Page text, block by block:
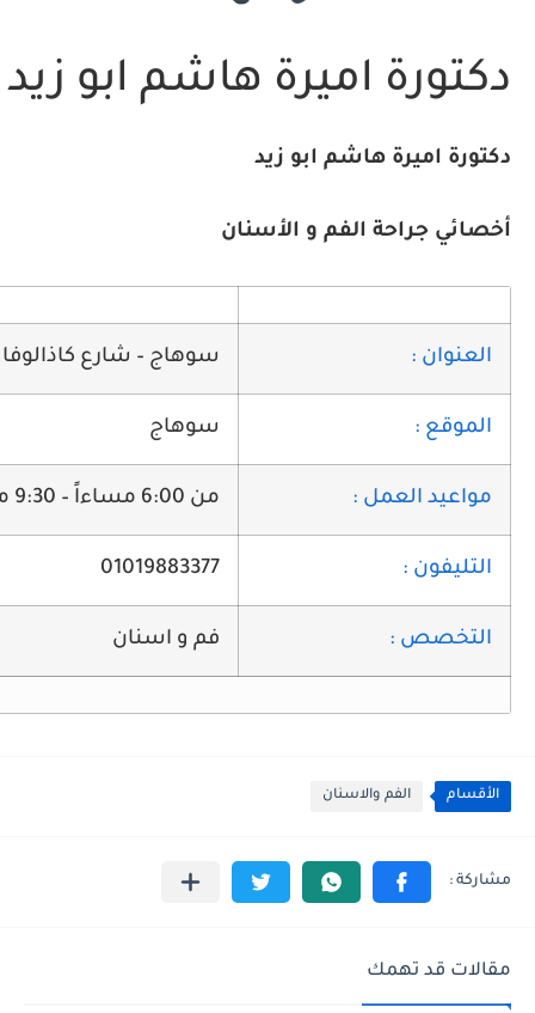
دكتورة اميرة هاشم ابو
دكتورة اميرة هاشم ابو زيد
أخصائي جراحة الفم و الأسنان
العنوان : سوهاج – شارع
الموقع : سوهاج
مواعيد العمل : من 6:00 مساءاً – 9:30 مساءاً
التليفون : 01019883377
التخصص : فم و اسنان
الأقسام الفم والاسنان
مقالات قد تهمك